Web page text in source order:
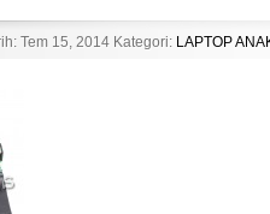
Tem 15, 2014 Kategori: LAPTOP